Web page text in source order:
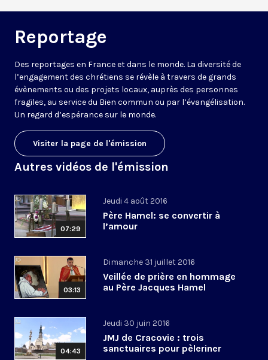
Reportage
Des reportages en France et dans le monde. La diversité de
l’engagement des chrétiens se révèle à travers de grands
évènements ou des projets locaux, auprès des personnes
fragiles, au service du Bien commun ou par l’évangélisation.
Un regard d’espérance sur le monde.
Visiter la page de l'émission
Autres vidéos de l'émission
07:29
Jeudi 4 août 2016
Père Hamel: se convertir à
l’amour
03:13
Dimanche 31 juillet 2016
Veillée de prière en hommage
au Père Jacques Hamel
04:43
Jeudi 30 juin 2016
JMJ de Cracovie : trois
sanctuaires pour pèleriner